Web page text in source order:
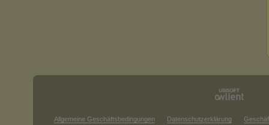
Allgemeine Geschäftsbedingungen Datenschutzerklärung